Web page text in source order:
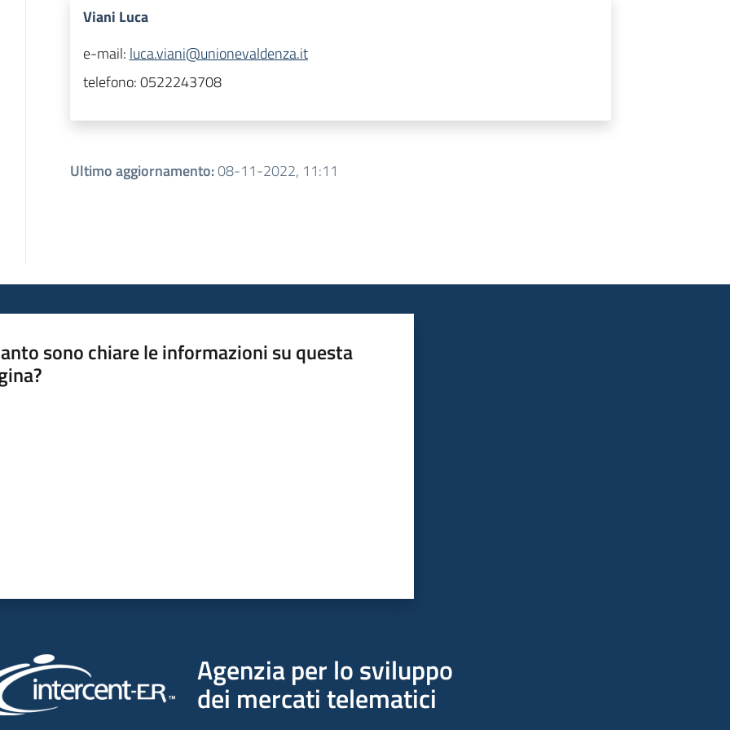
Viani Luca
e-mail: luca.viani@unionevaldenza.it
telefono:0522243708
Ultimo aggiornamento:08-11-2022, 11:11
sono chiare le informazioni su questa
Agenzia per lo sviluppo
dei mercati telematici